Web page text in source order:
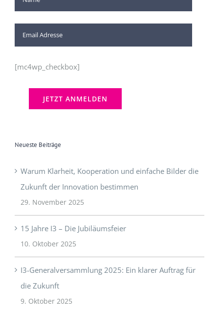
[mc4wp_checkbox]
Neueste Beiträge
Warum Klarheit, Kooperation und einfache Bilder die
Zukunft der Innovation bestimmen
29. November 2025
15 Jahre I3 – Die Jubiläumsfeier
10. Oktober 2025
I3-Generalversammlung 2025: Ein klarer Auftrag für
die Zukunft
9. Oktober 2025